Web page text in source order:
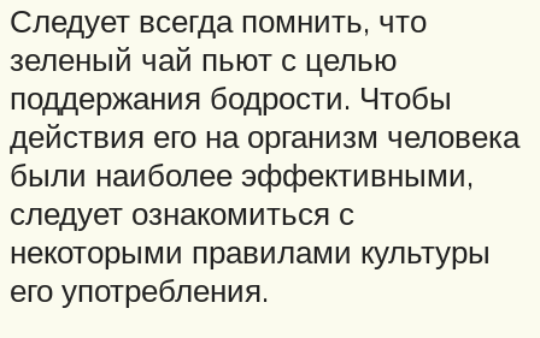
Следует всегда помнить, что
зеленый чай пьют с целью
поддержания бодрости. Чтобы
действия его на организм человека
были наиболее эффективными,
следует ознакомиться с
некоторыми правилами культуры
его употребления.